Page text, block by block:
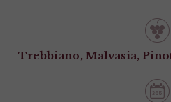
Trebbiano, Malvasia,